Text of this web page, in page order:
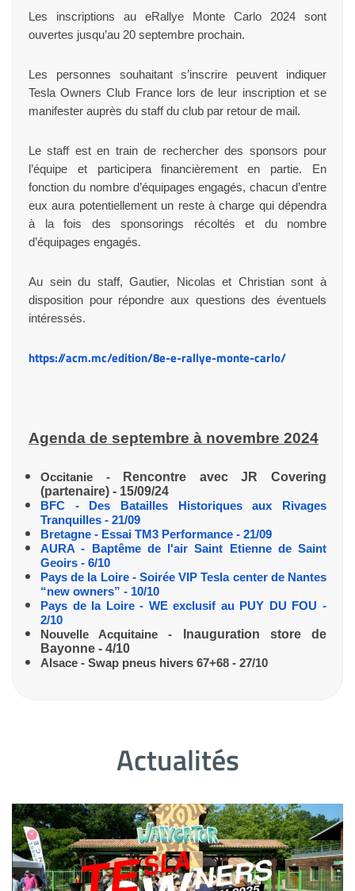
Les inscriptions au eRallye Monte Carlo 2024 sont
ouvertes jusqu’au 20 septembre prochain.
Les personnes souhaitant s’inscrire peuvent indiquer
Tesla Owners Club France lors de leur inscription et se
manifester auprès du staff du club par retour de mail.
Le staff est en train de rechercher des sponsors pour
l’équipe et participera financièrement en partie. En
fonction du nombre d’équipages engagés, chacun d’entre
eux aura potentiellement un reste à charge qui dépendra
à la fois des sponsorings récoltés et du nombre
d’équipages engagés.
Au sein du staff, Gautier, Nicolas et Christian sont à
disposition pour répondre aux questions des éventuels
intéressés.
https://acm.mc/edition/8e-e-rallye-monte-carlo/
Agenda de septembre à novembre 2024
Occitanie -
Rencontre avec JR Covering
(partenaire) - 15/09/24
BFC - Des Batailles Historiques aux Rivages
Tranquilles - 21/09
Bretagne - Essai TM3 Performance - 21/09
AURA - Baptême de l'air Saint Etienne de Saint
Geoirs - 6/10
Pays de la Loire - Soirée VIP Tesla center de Nantes
“new owners” - 10/10
Pays de la Loire - WE exclusif au PUY DU FOU -
2/10
Nouvelle Acquitaine -
Inauguration store de
Bayonne - 4/10
Alsace - Swap pneus hivers 67+68 - 27/10
Actualités